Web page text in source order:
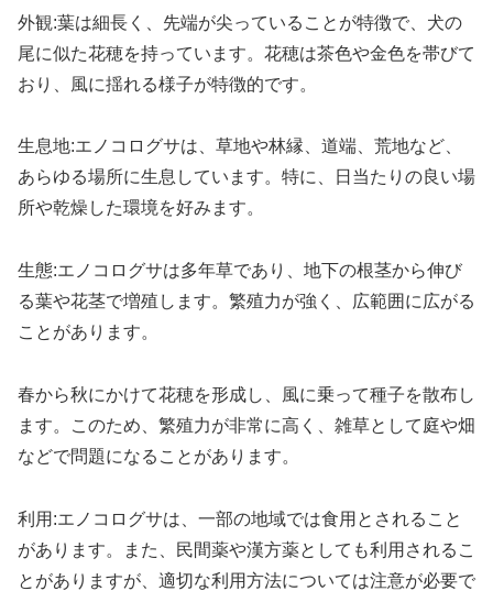
外観:葉は細長く、先端が尖っていることが特徴で、犬の
尾に似た花穂を持っています。花穂は茶色や金色を帯びて
おり、風に揺れる様子が特徴的です。
生息地:エノコログサは、草地や林縁、道端、荒地など、
あらゆる場所に生息しています。特に、日当たりの良い場
所や乾燥した環境を好みます。
生態:エノコログサは多年草であり、地下の根茎から伸び
る葉や花茎で増殖します。繁殖力が強く、広範囲に広がる
ことがあります。
春から秋にかけて花穂を形成し、風に乗って種子を散布し
ます。このため、繁殖力が非常に高く、雑草として庭や畑
などで問題になることがあります。
利用:エノコログサは、一部の地域では食用とされること
があります。また、民間薬や漢方薬としても利用されるこ
とがありますが、適切な利用方法については注意が必要で